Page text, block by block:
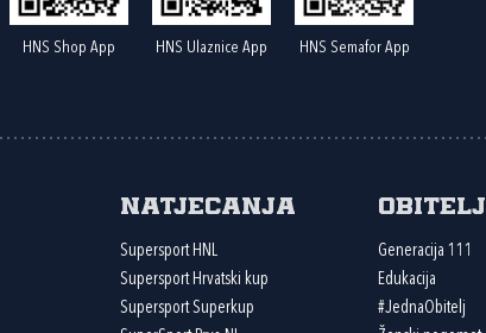
HNS Shop App HNS Ulaznice App HNS Semafor App
Natjecanja
Supersport HNL
Supersport Hrvatski kup
Supersport Superkup
Obitelj
Generacija 111
Edukacija
#JednaObitelj